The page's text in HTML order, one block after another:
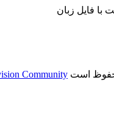
فایل زبان
است Community